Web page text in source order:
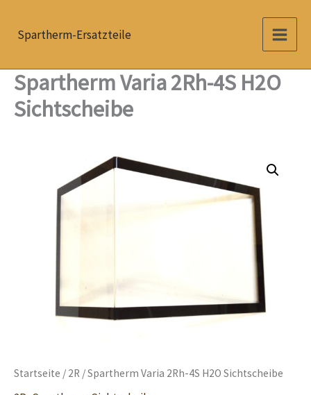
InhaltSpartherm-Ersatzteile
Spartherm Varia 2Rh-4S H2O
Sichtscheibe
Startseite / 2R / Spartherm Varia 2Rh-4S H2O Sichtscheibe